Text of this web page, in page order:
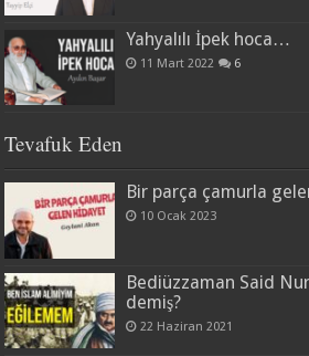
Yahyalılı İpek hoca…
11 Mart 2022 6
Tevafuk Eden
Bir parça çamurla
10 Ocak 2023
Bediüzzaman Said
demiş?
22 Haziran 2021